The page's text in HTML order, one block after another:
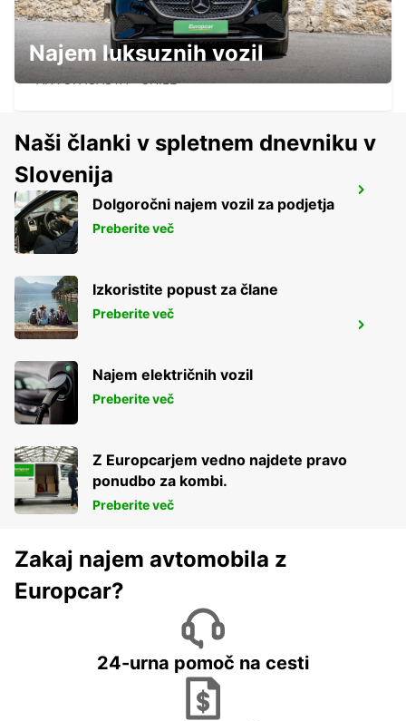
ANTOFAGASTA AIRPORT
ANTOFAGASTA - CHILE
COPIAPO AIRPORT
COPIAPO - CHILE
IQUIQUE AIRPORT
Najem luksuznih vozil
Naši članki v spletnem dnevniku v
Slovenija
Dolgoročni najem vozil za podjetja
Preberite več
Izkoristite popust za člane
Preberite več
Najem električnih vozil
Preberite več
Z Europcarjem vedno najdete pravo
ponudbo za kombi.
Preberite več
Zakaj najem avtomobila z
Europcar?
24-urna pomoč na cesti